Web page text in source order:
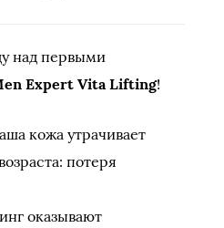
над первыми
Expert Vita Lifting!
кожа утрачивает
потеря
оказывают